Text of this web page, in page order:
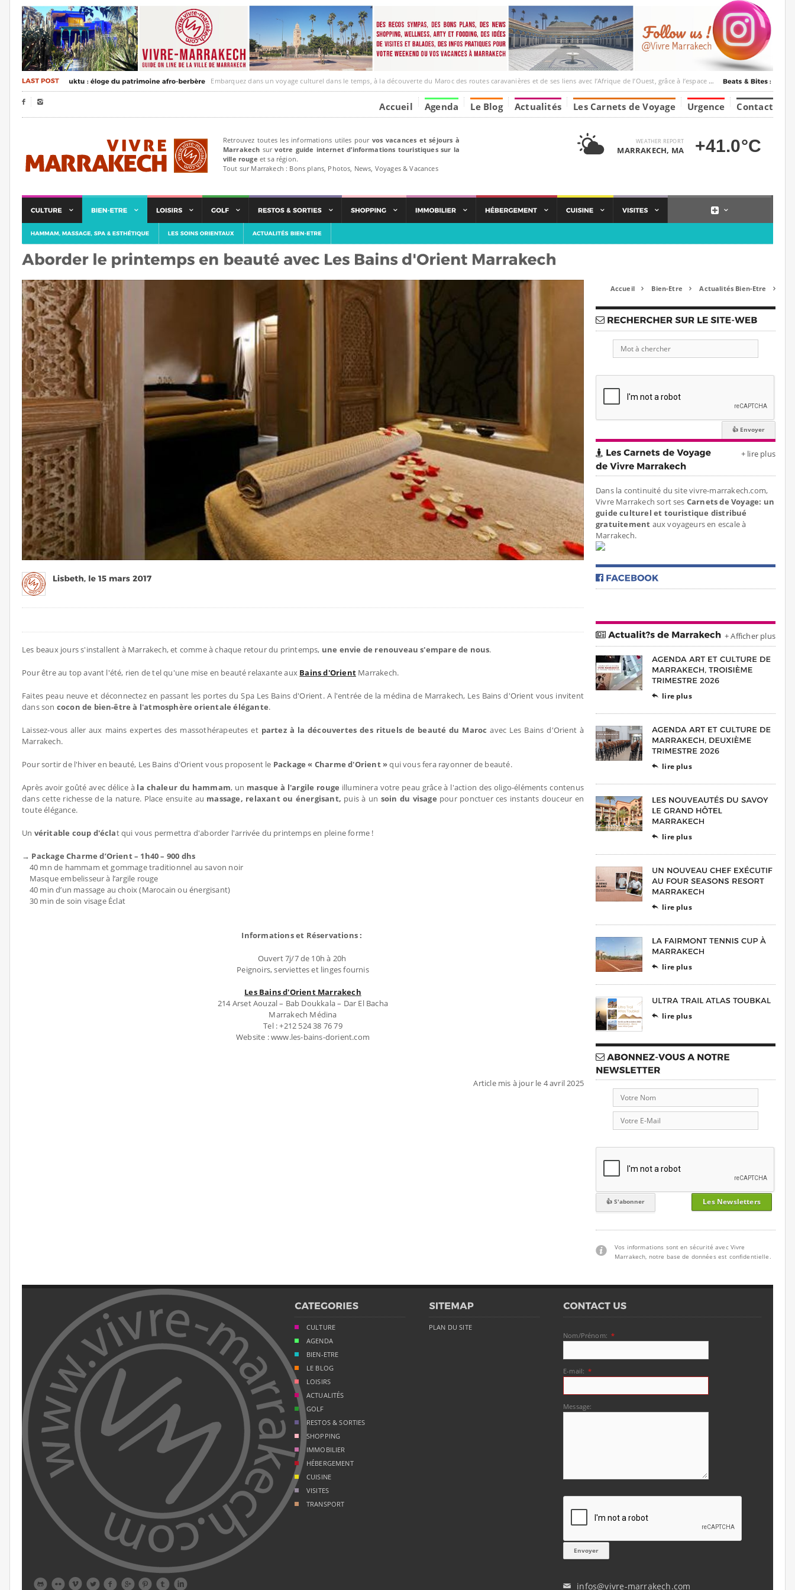
Embarquez dans un voyage culturel dans le temps, à la découverte du Maroc des routes caravanières et de ses liens avec l’Afrique de l’Ouest, grâce à l’espace Marrakesh-Tumbuktu.
  Accueil Agenda Le Blog Actualités Les Carnets de Voyage Urgence Contact
Retrouvez toutes les informations utiles pour vos vacances et séjours à
Marrakech survotre guide internet d’informations touristiques sur la
ville rouge et sa région.
Tout sur Marrakech : Bons plans, Photos, News, Voyages & Vacances
WEATHER REPORT
MARRAKECH, MA +41.0°C
Les beaux jours s'installent à Marrakech, et comme à chaque retour du printemps, une envie de renouveau s'empare de nous.
Pour être au top avant l'été, rien de tel qu'une mise en beauté relaxante aux Bains d'OrientMarrakech.
Faites peau neuve et déconnectez en passant les portes du Spa Les Bains d'Orient. A l'entrée de la médina de Marrakech, Les Bains d'Orient vous invitent
dans son cocon de bien-être à l'atmosphère orientale élégante.
Laissez-vous aller aux mains expertes des massothérapeutes et partez à la découvertes des rituels de beauté du Maroc avec Les Bains d'Orient à
Marrakech.
Pour sortir de l'hiver en beauté, Les Bains d'Orient vous proposent le Package « Charme d'Orient »qui vous fera rayonner de beauté.
Après avoir goûté avec délice à la chaleur du hammam, un masque à l'argile rouge illuminera votre peau grâce à l'action des oligo-éléments contenus
dans cette richesse de la nature. Place ensuite au massage, relaxant ou énergisant, puis à un soin du visage pour ponctuer ces instants douceur en
toute élégance.
Un véritable coup d'éclat qui vous permettra d'aborder l'arrivée du printemps en pleine forme !
→ Package Charme d’Orient – 1h40 – 900 dhs
40 mn de hammam et gommage traditionnel au savon noir
Masque embelisseur à l’argile rouge
40 min d’un massage au choix (Marocain ou énergisant)
30 min de soin visage Éclat
Informations et Réservations :
Ouvert 7j/7 de 10h à 20h
Peignoirs, serviettes et linges fournis
Les Bains d'Orient Marrakech
214 Arset Aouzal – Bab Doukkala – Dar El Bacha
Marrakech Médina
Tel : +212 524 38 76 79
Website : www.les-bains-dorient.com
Article mis à jour le 4 avril 2025
Accueil  Bien-Etre  Actualités Bien-Etre 
+ lire plus
Dans la continuité du site vivre-marrakech.com,
Vivre Marrakech sort ses Carnets de Voyage: un
guide culturel et touristique distribué
gratuitement aux voyageurs en escale à
Marrakech.
+ Afficher plus
 lire plus
 lire plus
 lire plus
 lire plus
 lire plus
 lire plus
Les Newsletters
Vos informations sont en sécurité avec Vivre
Marrakech, notre base de données est confidentielle.
        
CULTURE
AGENDA
BIEN-ETRE
LE BLOG
LOISIRS
ACTUALITÉS
GOLF
RESTOS & SORTIES
SHOPPING
IMMOBILIER
HÉBERGEMENT
CUISINE
VISITES
TRANSPORT
PLAN DU SITE
Nom/Prénom: *
E-mail: *
Message:
✉ infos@vivre-marrakech.com